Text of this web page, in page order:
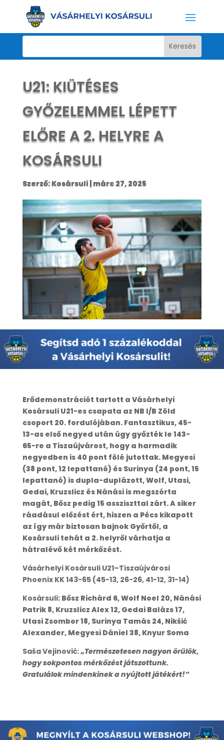
U21: KIÜTÉSES
GYŐZELEMMEL LÉPETT
ELŐRE A 2. HELYRE A
KOSÁRSULI
Szerző: Kosársuli| márc 27, 2025
Erődemonstrációt tartott a Vásárhelyi
Kosársuli U21-es csapata az NB I/B Zöld
csoport 20. fordulójában. Fantasztikus, 45-
13-as első negyed után úgy győzték le 143-
65-re a Tiszaújvárost, hogy a harmadik
negyedben is 40 pont fölé jutottak. Megyesi
(38 pont, 12 lepattanó) és Surinya (24 pont, 15
lepattanó) is dupla-duplázott, Wolf, Utasi,
Gedai, Kruzslicz és Nánási is megszórta
magát, Bősz pedig 15 assziszttal zárt. A siker
ráadásul előzést ért, hiszen a Pécs kikapott
az így már biztosan bajnok Győrtől, a
Kosársuli tehát a 2. helyről várhatja a
hátralévő két mérkőzést.
Vásárhelyi Kosársuli U21–Tiszaújvárosi
Phoenix KK 143-65 (45-13, 26-26, 41-12, 31-14)
Kosársuli: Bősz Richárd 6, Wolf Noel 20, Nánási
Patrik 8, Kruzslicz Alex 12, Gedai Balázs 17,
Utasi Zsombor 18, Surinya Tamás 24, Nikšić
Alexander, Megyesi Dániel 38, Knyur Soma
Saša Vejinović:„Természetesen nagyon örülök,
hogy sokpontos mérkőzést játszottunk.
Gratulálok mindenkinek a nyújtott játékért!”